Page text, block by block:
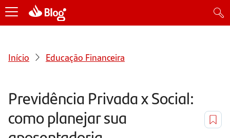
Início Educação Financeira
Previdência Privada x Social:
como planejar sua